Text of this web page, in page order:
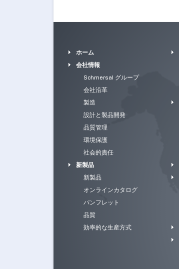
ホーム
会社情報
Schmersal グループ
会社沿革
製造
設計と製品開発
品質管理
環境保護
社会的責任
新製品
新製品
オンラインカタログ
パンフレット
品質
効率的な生産方式